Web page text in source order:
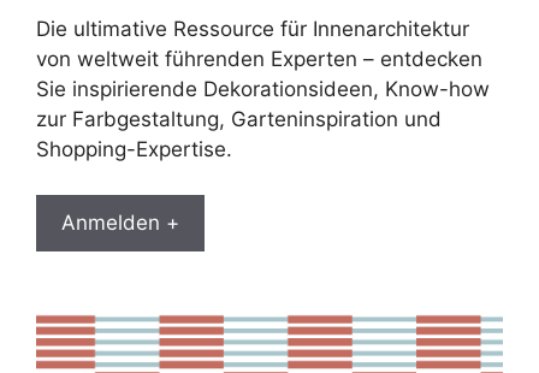
Die ultimative Ressource für Innenarchitektur
von weltweit führenden Experten – entdecken
Sie inspirierende Dekorationsideen, Know-how
zur Farbgestaltung, Garteninspiration und
Shopping-Expertise.
Anmelden +